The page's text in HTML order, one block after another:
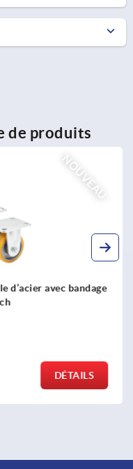
de produits
NOUVEAU
d’acier avec pneus
haute résistance -
DÉTAILS